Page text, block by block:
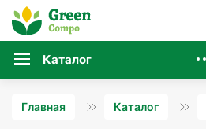
Каталог
Главная Каталог